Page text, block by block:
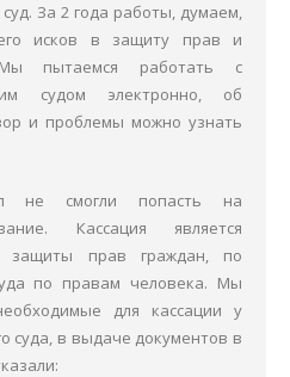
За 2 года работы, думаем,
исков в защиту прав и
пытаемся работать с
судом электронно, об
и проблемы можно узнать
не смогли попасть на
Кассация является
защиты прав граждан, по
по правам человека. Мы
для кассации у
суда, в выдаче документов в